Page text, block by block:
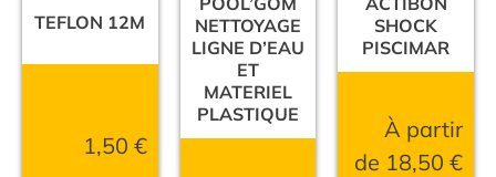
TEFLON 12M
1,50 €
NETTOYAGE
LIGNE D’EAU
ET
MATERIEL
PLASTIQUE
SHOCK
PISCIMAR
À partir
de 18,50 €